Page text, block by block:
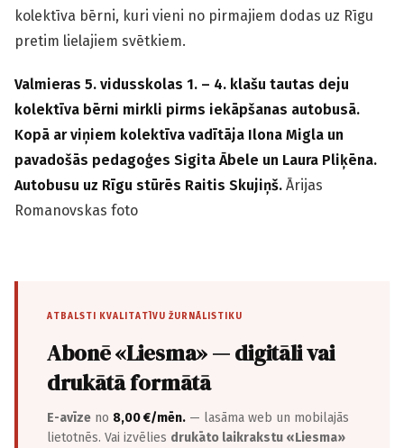
kolektīva bērni, kuri vieni no pirmajiem dodas uz Rīgu
pretim lielajiem svētkiem.
Valmieras 5. vidusskolas 1. – 4. klašu tautas deju
kolektīva bērni mirkli pirms iekāpšanas autobusā.
Kopā ar viņiem kolektīva vadītāja Ilona Migla un
pavadošās pedagoģes Sigita Ābele un Laura Pliķēna.
Autobusu uz Rīgu stūrēs Raitis Skujiņš. Ārijas
Romanovskas foto
ATBALSTI KVALITATĪVU ŽURNĀLISTIKU
Abonē «Liesma» — digitāli vai
drukātā formātā
E-avīze no 8,00 €/mēn. — lasāma web un mobilajās
lietotnēs. Vai izvēlies drukāto laikrakstu «Liesma»